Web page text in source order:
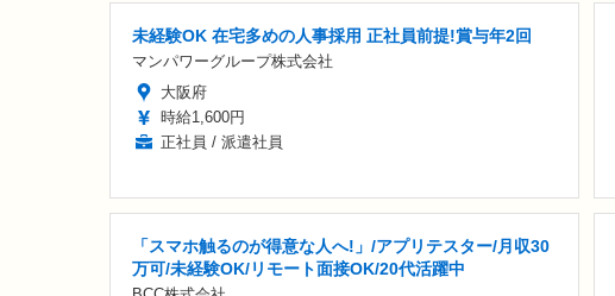
未経験OK 在宅多めの人事採用 正社員前提!賞与年2回
マンパワーグループ株式会社
大阪府
時給1,600円
正社員 / 派遣社員
「スマホ触るのが得意な人へ!」/アプリテスター/月収30
万可/未経験OK/リモート面接OK/20代活躍中